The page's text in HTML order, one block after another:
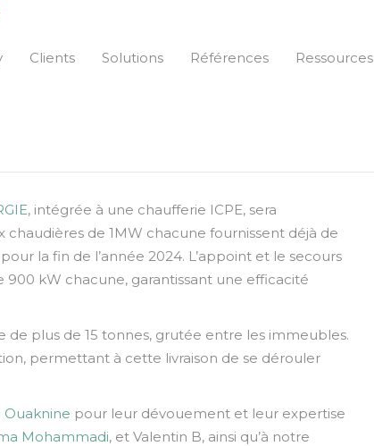
Clients Solutions Références Ressources
de chaudière biomasse à Clamart
, intégrée à une chaufferie ICPE, sera
de 1MW chacune fournissent déjà de
la fin de l’année 2024. L’appoint et le secours
900 kW chacune, garantissant une efficacité
de plus de 15 tonnes, grutée entre les immeubles.
permettant à cette livraison de se dérouler
Ouaknine pour leur dévouement et leur expertise
Mohammadi, et Valentin B, ainsi qu’à notre